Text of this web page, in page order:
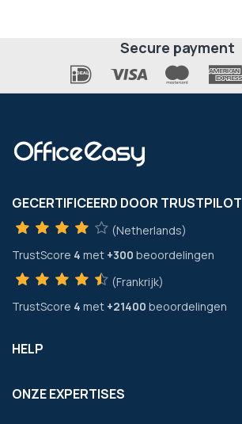
Secure payment
GECERTIFICEERD DOOR TRUSTPILOT
(Netherlands)
TrustScore 4 met +300 beoordelingen
(Frankrijk)
TrustScore 4 met +21400 beoordelingen
HELP
ONZE EXPERTISES